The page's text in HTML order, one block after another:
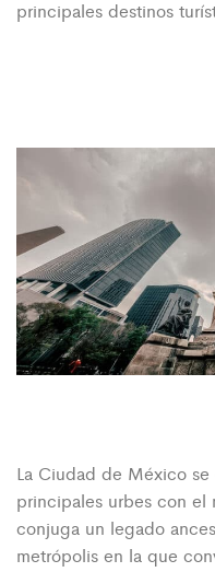
principales destinos
La Ciudad de México
principales urbes con el
conjuga un legado
metrópolis en la que